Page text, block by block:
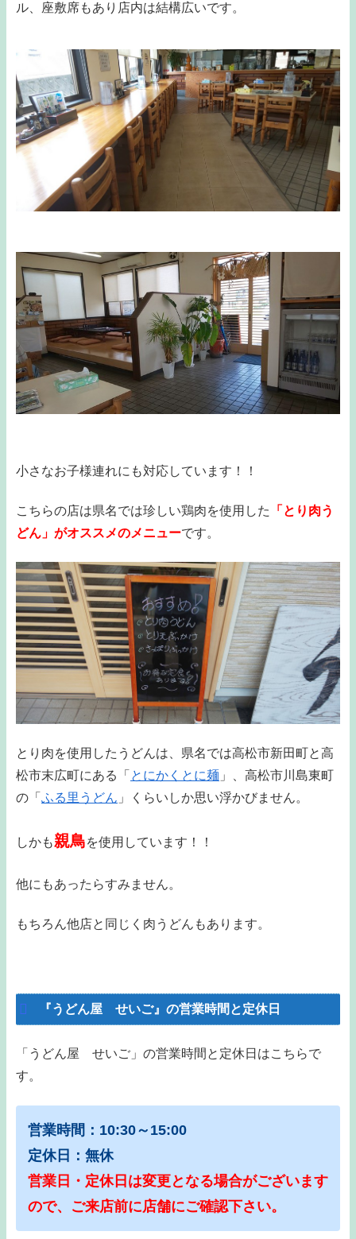
ル、座敷席もあり店内は結構広いです。
小さなお子様連れにも対応しています！！
こちらの店は県名では珍しい鶏肉を使用した
「とり肉う
どん」がオススメのメニューです。
とり肉を使用したうどんは、県名では高松市新田町と高
松市末広町にある「 とにかくとに麺 」、高松市川島東町
の「 ふる里うどん 」くらいしか思い浮かびません。
しかも親鳥を使用しています！！
他にもあったらすみません。
もちろん他店と同じく肉うどんもあります。
『うどん屋 せいご』の営業時間と定休日
「うどん屋 せいご」の営業時間と定休日はこちらで
す。
営業時間：10:30～15:00
定休日：無休
営業日・定休日は変更となる場合がございます
ので、ご来店前に店舗にご確認下さい。